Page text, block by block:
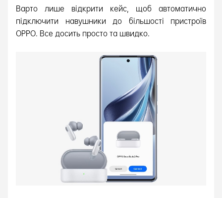
Варто лише відкрити кейс, щоб автоматично
підключити навушники до більшості пристроїв
OPPO. Все досить просто та швидко.